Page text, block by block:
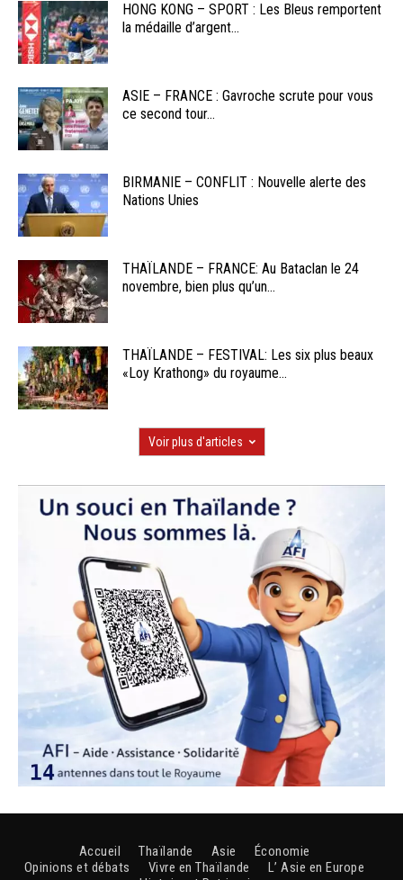
HONG KONG – SPORT : Les Bleus remportent
la médaille d’argent...
ASIE – FRANCE : Gavroche scrute pour vous
ce second tour...
BIRMANIE – CONFLIT : Nouvelle alerte des
Nations Unies
THAÏLANDE – FRANCE: Au Bataclan le 24
novembre, bien plus qu’un...
THAÏLANDE – FESTIVAL: Les six plus beaux
«Loy Krathong» du royaume...
Voir plus d'articles
Accueil Thaïlande Asie
Économie
Opinions et débats
Vivre en Thaïlande
L’ Asie en Europe